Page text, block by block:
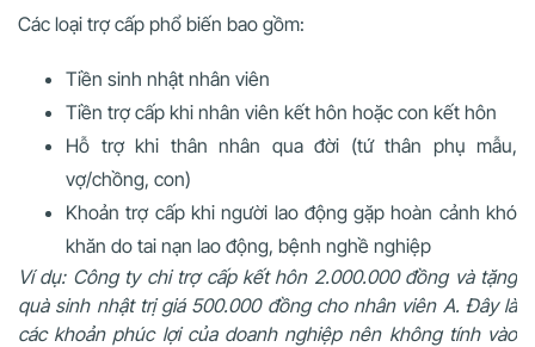
Các loại trợ cấp phổ biến bao gồm:
Tiền sinh nhật nhân viên
Tiền trợ cấp khi nhân viên kết hôn hoặc con kết hôn
Hỗ trợ khi thân nhân qua đời (tứ thân phụ mẫu,
vợ/chồng, con)
Khoản trợ cấp khi người lao động gặp hoàn cảnh khó
khăn do tai nạn lao động, bệnh nghề nghiệp
Ví dụ: Công ty chi trợ cấp kết hôn 2.000.000 đồng và tặng
quà sinh nhật trị giá 500.000 đồng cho nhân viên A. Đây là
các khoản phúc lợi của doanh nghiệp nên không tính vào